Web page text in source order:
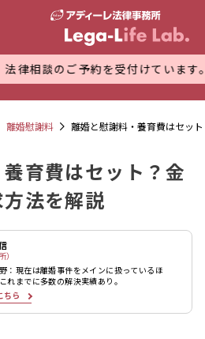
予約を受付けています。 万全な管
離婚慰謝料 離婚と慰謝料・養育費はセッ
育費はセット？金
法を解説
：現在は離婚事件をメインに扱っているほ
れまでに多数の解決実績あり。
ちら